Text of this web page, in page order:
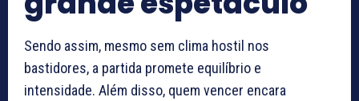
Sendo assim, mesmo sem clima hostil nos
bastidores, a partida promete equilíbrio e
intensidade. Além disso, quem vencer encara